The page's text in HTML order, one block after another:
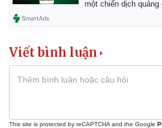
một chiến dịch quảng
Viết bình luận
This site is protected by reCAPTCHA and the Google